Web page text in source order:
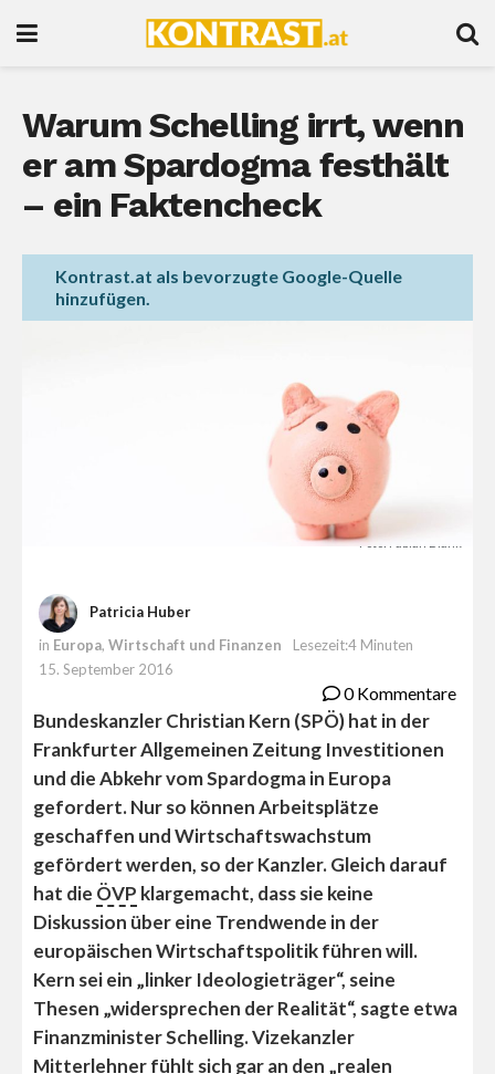
Warum Schelling irrt, wenn
er am Spardogma festhält
– ein Faktencheck
Kontrast.at als bevorzugte Google-Quelle
hinzufügen.
Foto: Fabian Blank
Patricia Huber
in Europa, Wirtschaft und Finanzen
Lesezeit:4 Minuten
15. September 2016
0 Kommentare
Bundeskanzler Christian Kern (SPÖ) hat in der
Frankfurter Allgemeinen Zeitung Investitionen
und die Abkehr vom Spardogma in Europa
gefordert. Nur so können Arbeitsplätze
geschaffen und Wirtschaftswachstum
gefördert werden, so der Kanzler. Gleich darauf
hat die ÖVP klargemacht, dass sie keine
Diskussion über eine Trendwende in der
europäischen Wirtschaftspolitik führen will.
Kern sei ein „linker Ideologieträger“, seine
Thesen „widersprechen der Realität“, sagte etwa
Finanzminister Schelling. Vizekanzler
Mitterlehner fühlt sich gar an den „realen